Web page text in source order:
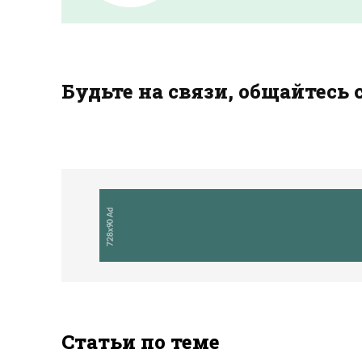
Будьте на связи, общайтесь
Статьи по теме